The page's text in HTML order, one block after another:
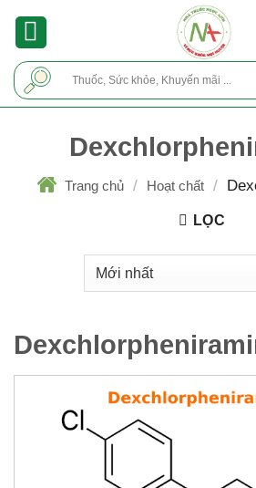
Trang chủ / Hoạt chất /
LỌC